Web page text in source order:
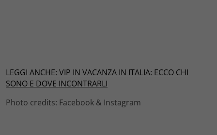
LEGGI ANCHE: VIP IN VACANZA IN ITALIA: ECCO CHI
SONO E DOVE INCONTRARLI
Photo credits: Facebook & Instagram